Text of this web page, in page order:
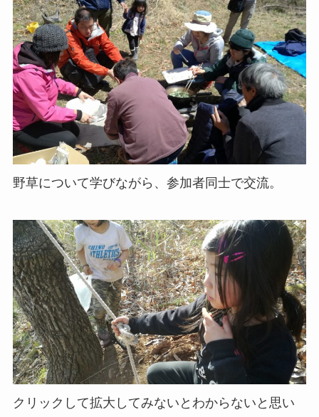
野草について学びながら、参加者同士で交流。
クリックして拡大してみないとわからないと思い